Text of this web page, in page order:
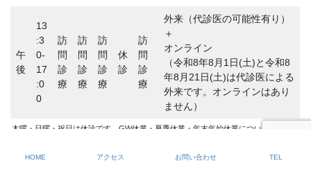
午
後
13
:3
0-
17
:0
0
訪
問
診
療
訪
問
診
療
訪
問
診
療
休
診
訪
問
診
療
外来（代診医の可能性有り）
＋
オンライン
（令和8年8月1日(土)と令和8
年8月21日(土)は代診医による
外来です。オンラインはあり
ません）
木曜・日曜・祝日は休診です。GW休業・夏季休業・年末年始休業については別途告
HOME アクセス お問い合わせ TEL